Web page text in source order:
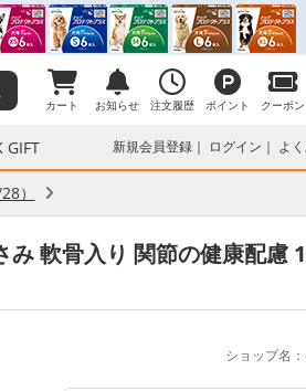
カート お知らせ 注文履歴 ポイント クーポン
GIFT 新規会員登録 ログイン よ
）
軟骨入り 関節の健康配慮
ショップ名